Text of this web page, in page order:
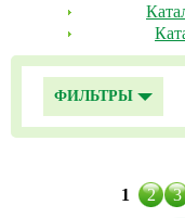
ФИЛЬТРЫ
1
2 3